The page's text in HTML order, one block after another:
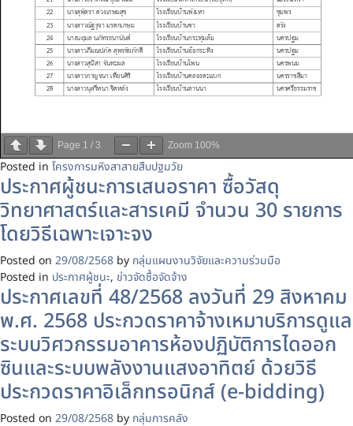
Page 1 / 3 Zoom 100%
Posted in โครงการมหิงสาสายสืบปฐมวัย
ประกาศผู้ชนะการเสนอราคา ซื้อวัสดุ
วิทยาศาสตร์และสารเคมี จำนวน 30 รายการ
โดยวิธีเฉพาะเจาะจง
Posted on 29/08/2568 by กลุ่มแผนงานวิจัยและความร่วมมือ
Posted in ประกาศผู้ชนะ, ข่าวจัดซื้อจัดจ้าง
ประกาศเลขที่ 48/2568 ลงวันที่ 29 สิงหาคม
พ.ศ. 2568 ประกวดราคาจ้างเหมาบริการดูแล
ระบบวิศวกรรมอาคารห้องปฏิบัติการไดออก
ซินและระบบพลังงานแสงอาทิตย์ ด้วยวิธี
ประกวดราคาอิเล็กทรอนิกส์ (e-bidding)
Posted on 29/08/2568 by กลุ่มการคลัง